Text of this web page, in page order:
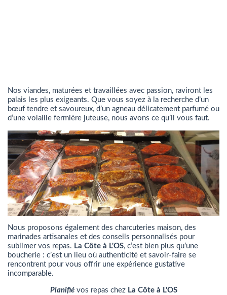
Nos viandes, maturées et travaillées avec passion, raviront les
palais les plus exigeants. Que vous soyez à la recherche d’un
bœuf tendre et savoureux, d’un agneau délicatement parfumé ou
d’une volaille fermière juteuse, nous avons ce qu’il vous faut.
Nous proposons également des charcuteries maison, des
marinades artisanales et des conseils personnalisés pour
sublimer vos repas. La Côte à L'OS, c’est bien plus qu’une
boucherie : c’est un lieu où authenticité et savoir-faire se
rencontrent pour vous offrir une expérience gustative
incomparable.
Planifiévos repas chez La Côte à L'OS